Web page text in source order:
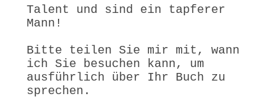
Talent und sind ein tapferer
Mann!
Bitte teilen Sie mir mit, wann
ich Sie besuchen kann, um
ausführlich über Ihr Buch zu
sprechen.